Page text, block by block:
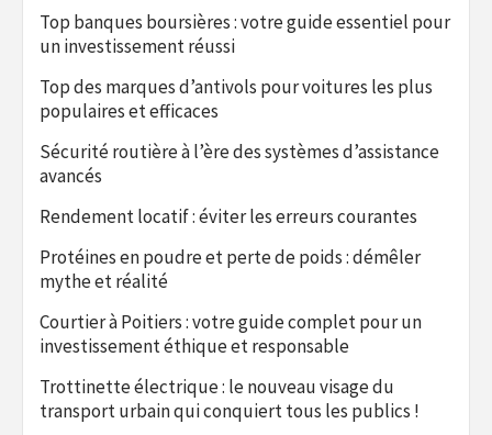
Top banques boursières : votre guide essentiel pour
un investissement réussi
Top des marques d’antivols pour voitures les plus
populaires et efficaces
Sécurité routière à l’ère des systèmes d’assistance
avancés
Rendement locatif : éviter les erreurs courantes
Protéines en poudre et perte de poids : démêler
mythe et réalité
Courtier à Poitiers : votre guide complet pour un
investissement éthique et responsable
Trottinette électrique : le nouveau visage du
transport urbain qui conquiert tous les publics !